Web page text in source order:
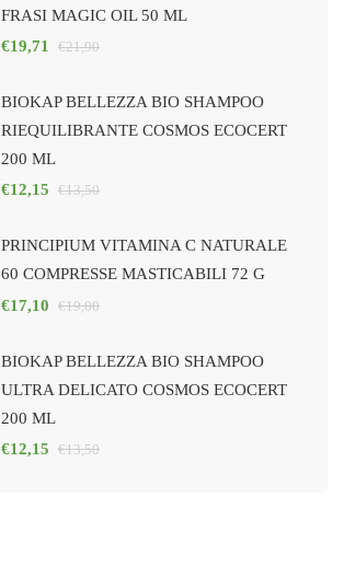
FRASI MAGIC OIL 50 ML
€19,71 €21,90
BIOKAP BELLEZZA BIO SHAMPOO
RIEQUILIBRANTE COSMOS ECOCERT
200 ML
€12,15 €13,50
PRINCIPIUM VITAMINA C NATURALE
60 COMPRESSE MASTICABILI 72 G
€17,10 €19,00
BIOKAP BELLEZZA BIO SHAMPOO
ULTRA DELICATO COSMOS ECOCERT
200 ML
€12,15 €13,50